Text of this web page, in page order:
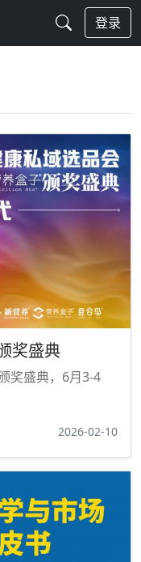
登录
奖盛典
奖盛典，6月3-4
2026-02-10